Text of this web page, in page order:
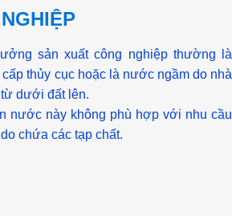
sản xuất công nghiệp thường là
thủy cục hoặc là nước ngầm do nhà
dưới đất lên.
nước này không phù hợp với nhu cầu
chứa các tạp chất.